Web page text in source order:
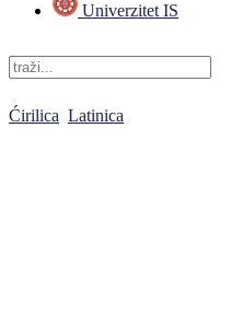
Univerzitet IS
Ćirilica Latinica